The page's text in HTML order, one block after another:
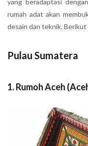
rumah adat akan
desain dan teknik.
Pulau Sumatera
1. Rumoh Aceh